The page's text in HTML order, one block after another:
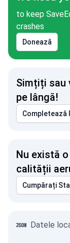
to keep
crashes
Donează
Simțiți sau
pe lângă!
Completează
Nu există
calității
Cumpărați
Datele